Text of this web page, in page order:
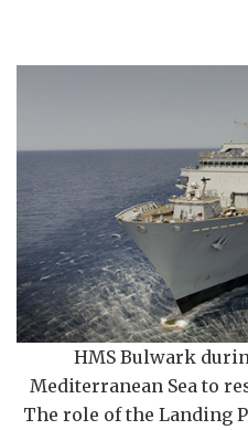
HMS Bulwark
Mediterranean Sea to
The role of the Landing